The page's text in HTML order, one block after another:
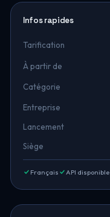
Infos rapides
Tarification
À partir de
Catégorie
Entreprise
Lancement
Siège
Français API disponible